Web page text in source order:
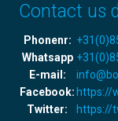
Contact us
Phonenr:
Whatsapp
E-mail:
Facebook: https://
Twitter:
https://